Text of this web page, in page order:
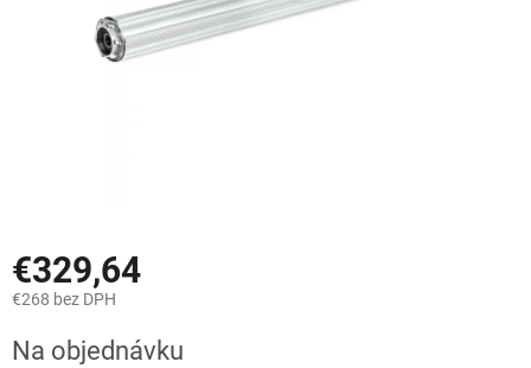
€329,64
€268 bez DPH
cena:
Na objednávku